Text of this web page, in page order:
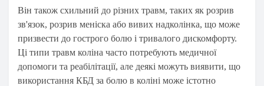
Він також схильний до різних травм, таких як розрив
зв'язок, розрив меніска або вивих надколінка, що може
призвести до гострого болю і тривалого дискомфорту.
Ці типи травм коліна часто потребують медичної
допомоги та реабілітації, але деякі можуть виявити, що
використання КБД за болю в коліні може істотно